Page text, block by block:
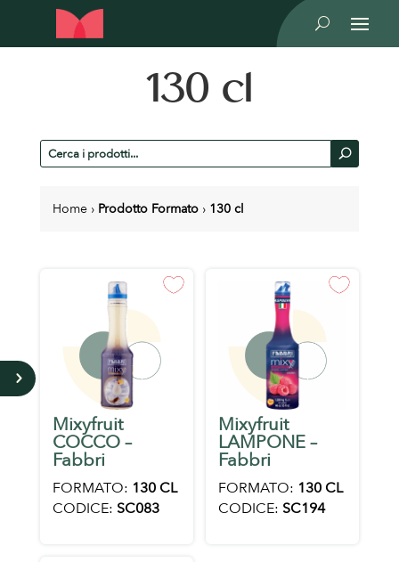
U
130 cl
Cerca
prodotti
U
Home › Prodotto Formato › 130 cl
5
Mixyfruit
COCCO –
Fabbri
FORMATO: 130 CL
CODICE: SC083
Mixyfruit
LAMPONE –
Fabbri
FORMATO: 130 CL
CODICE: SC194